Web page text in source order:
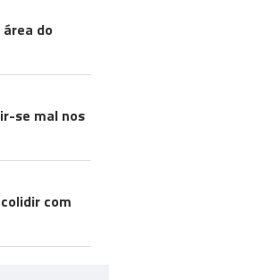
do
se mal nos
com